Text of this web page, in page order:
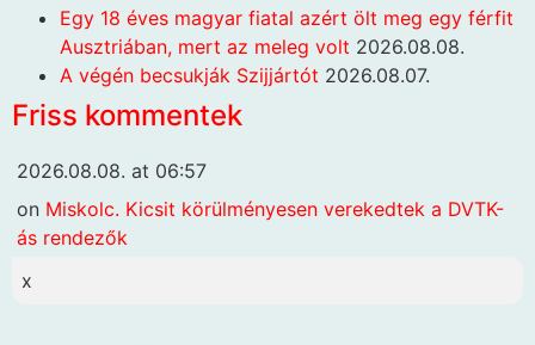
Egy 18 éves magyar fiatal azért ölt meg egy férfit
Ausztriában, mert az meleg volt 2026.08.08.
A végén becsukják Szijjártót 2026.08.07.
Friss kommentek
2026.08.08. at 06:57
on Miskolc. Kicsit körülményesen verekedtek a DVTK-
ás rendezők
x